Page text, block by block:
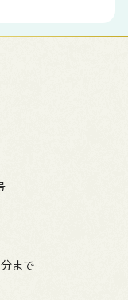
まで